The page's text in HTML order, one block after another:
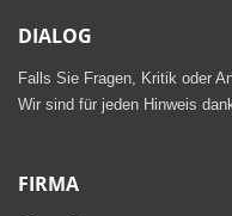
DIALOG
Falls Sie Fragen, Kritik oder
Wir sind für jeden Hinweis
FIRMA